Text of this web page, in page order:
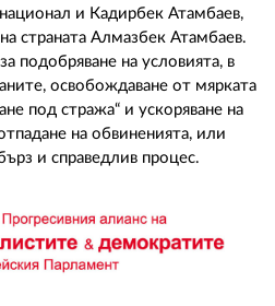
и Кадирбек Атамбаев,
страната Алмазбек Атамбаев.
подобряване на условията, в
освобождаване от мярката
под стража“ и ускоряване на
на обвиненията, или
и справедлив процес.